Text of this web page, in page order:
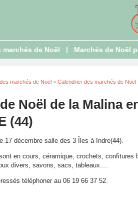
marchés de Noël | Marchés de Noël
marchés de Noël > Calendrier des marchés de Noël
Noël de la Malina
(44)
17 décembre salle des 3 Îles à Indre(44).
en cours, céramique, crochets,
divers, savons, sacs, tableaux....
téléphoner au 06 19 66 37 52.